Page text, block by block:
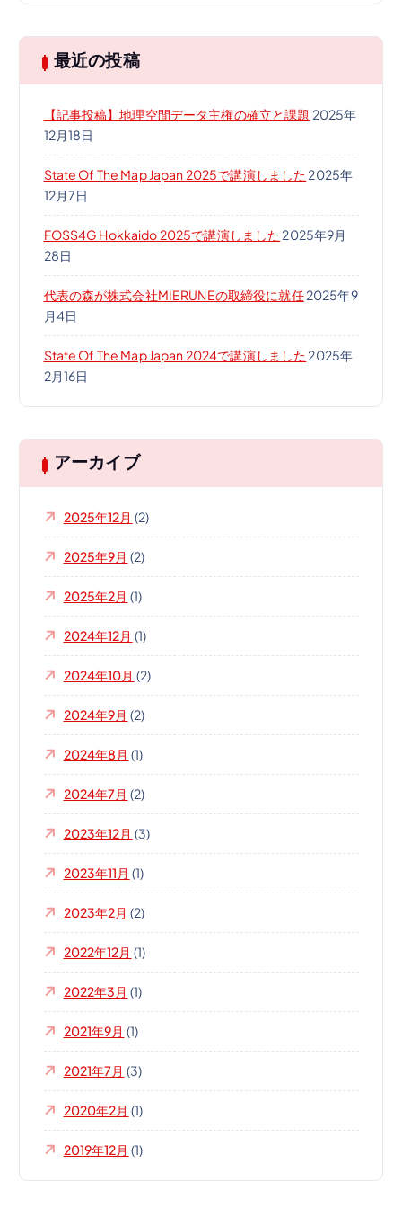
最近の投稿
【記事投稿】地理空間データ主権の確立と課題 2025年
12月18日
State Of The Map Japan 2025で講演しました 2025年
12月7日
FOSS4G Hokkaido 2025で講演しました 2025年9月
28日
代表の森が株式会社MIERUNEの取締役に就任2025年9
月4日
State Of The Map Japan 2024で講演しました 2025年
2月16日
アーカイブ
2025年12月 (2)
2025年9月 (2)
2025年2月 (1)
2024年12月 (1)
2024年10月 (2)
2024年9月 (2)
2024年8月 (1)
2024年7月 (2)
2023年12月 (3)
2023年11月 (1)
2023年2月 (2)
2022年12月 (1)
2022年3月 (1)
2021年9月 (1)
2021年7月 (3)
2020年2月 (1)
2019年12月 (1)